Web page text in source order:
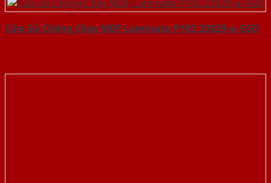
Cửa Gỗ Chống Cháy MDF Laminate P1R2 23029-a-SGD